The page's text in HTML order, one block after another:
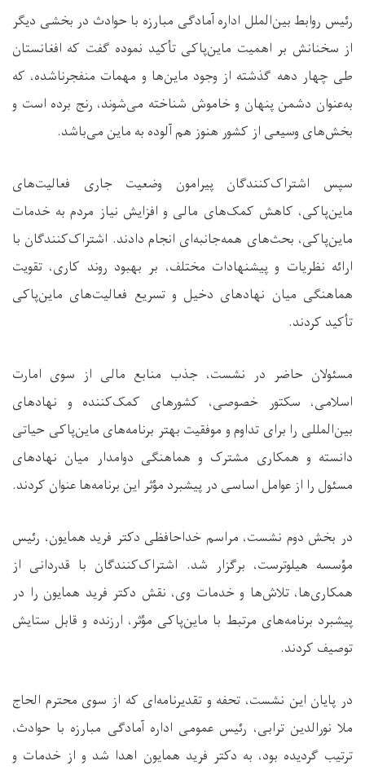
رئیس روابط بین‌الملل اداره آمادگی مبارزه با حوادث در بخشی دیگر
از سخنانش بر اهمیت ماین‌پاکی تأکید نموده گفت که افغانستان
طی چهار دهه گذشته از وجود ماین‌ها و مهمات منفجرناشده، که
به‌عنوان دشمن پنهان و خاموش شناخته می‌شوند، رنج برده است و
بخش‌های وسیعی از کشور هنوز هم آلوده به ماین می‌باشد.
سپس اشتراک‌کنندگان پیرامون وضعیت جاری فعالیت‌های
ماین‌پاکی، کاهش کمک‌های مالی و افزایش نیاز مردم به خدمات
ماین‌پاکی، بحث‌های همه‌جانبه‌ای انجام دادند. اشتراک‌کنندگان با
ارائه نظریات و پیشنهادات مختلف، بر بهبود روند کاری، تقویت
هماهنگی میان نهادهای دخیل و تسریع فعالیت‌های ماین‌پاکی
تأکید کردند.
مسئولان حاضر در نشست، جذب منابع مالی از سوی امارت
اسلامی، سکتور خصوصی، کشورهای کمک‌کننده و نهادهای
بین‌المللی را برای تداوم و موفقیت بهتر برنامه‌های ماین‌پاکی حیاتی
دانسته و همکاری مشترک و هماهنگی دوامدار میان نهادهای
مسئول را از عوامل اساسی در پیشبرد مؤثر این برنامه‌ها عنوان کردند.
در بخش دوم نشست، مراسم خداحافظی دکتر فرید همایون، رئیس
مؤسسه هیلوترست، برگزار شد. اشتراک‌کنندگان با قدردانی از
همکاری‌ها، تلاش‌ها و خدمات وی، نقش دکتر فرید همایون را در
پیشبرد برنامه‌های مرتبط با ماین‌پاکی مؤثر، ارزنده و قابل ستایش
توصیف کردند.
در پایان این نشست، تحفه و تقدیرنامه‌ای که از سوی محترم الحاج
ملا نورالدین ترابی، رئیس عمومی اداره آمادگی مبارزه با حوادث،
ترتیب گردیده بود، به دکتر فرید همایون اهدا شد و از خدمات و